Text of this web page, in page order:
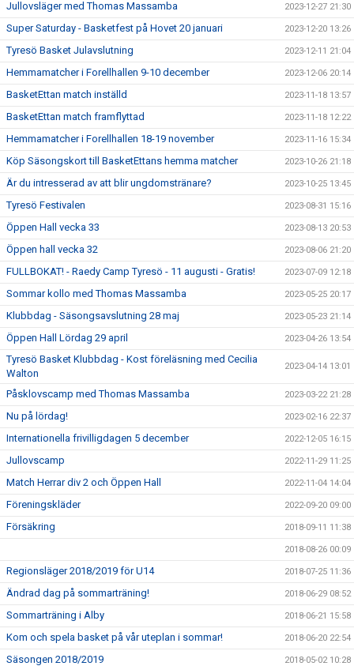
Jullovsläger med Thomas Massamba 2023-12-27 21:30
Super Saturday - Basketfest på Hovet 20 januari 2023-12-20 13:26
Tyresö Basket Julavslutning 2023-12-11 21:04
Hemmamatcher i Forellhallen 9-10 december 2023-12-06 20:14
BasketEttan match inställd 2023-11-18 13:57
BasketEttan match framflyttad 2023-11-18 12:22
Hemmamatcher i Forellhallen 18-19 november 2023-11-16 15:34
Köp Säsongskort till BasketEttans hemma matcher 2023-10-26 21:18
Är du intresserad av att blir ungdomstränare? 2023-10-25 13:45
Tyresö Festivalen 2023-08-31 15:16
Öppen Hall vecka 33 2023-08-13 20:53
Öppen hall vecka 32 2023-08-06 21:20
FULLBOKAT! - Raedy Camp Tyresö - 11 augusti - Gratis! 2023-07-09 12:18
Sommar kollo med Thomas Massamba 2023-05-25 20:17
Klubbdag - Säsongsavslutning 28 maj 2023-05-23 21:14
Öppen Hall Lördag 29 april 2023-04-26 13:54
Tyresö Basket Klubbdag - Kost föreläsning med Cecilia
Walton
2023-04-14 13:01
Påsklovscamp med Thomas Massamba 2023-03-22 21:28
Nu på lördag! 2023-02-16 22:37
Internationella frivilligdagen 5 december 2022-12-05 16:15
Jullovscamp 2022-11-29 11:25
Match Herrar div 2 och Öppen Hall 2022-11-04 14:04
Föreningskläder 2022-09-20 09:00
Försäkring 2018-09-11 11:38
2018-08-26 00:09
Regionsläger 2018/2019 för U14 2018-07-25 11:36
Ändrad dag på sommarträning! 2018-06-29 08:52
Sommarträning i Alby 2018-06-21 15:58
Kom och spela basket på vår uteplan i sommar! 2018-06-20 22:54
Säsongen 2018/2019 2018-05-02 10:28